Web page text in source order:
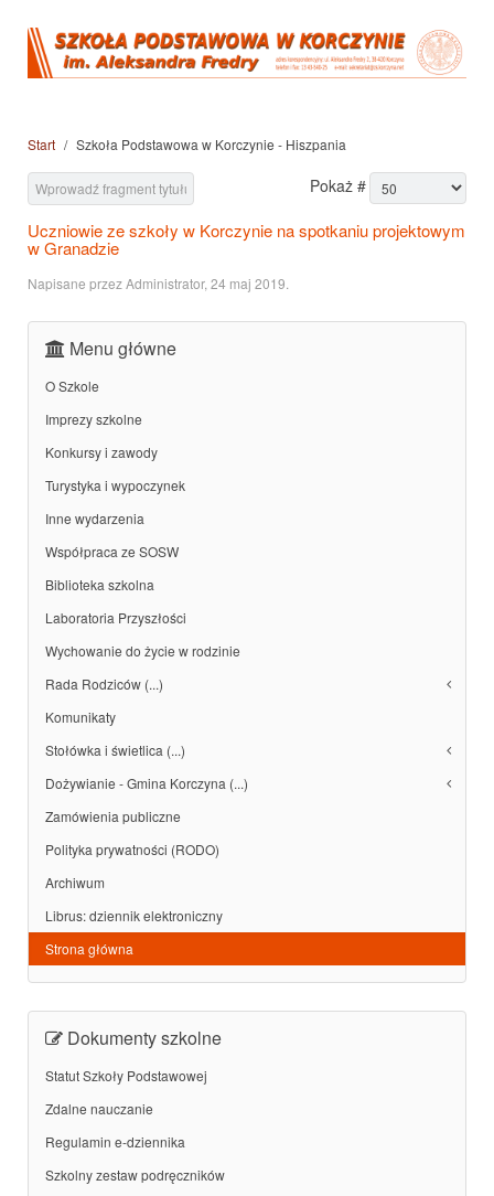
Start Szkoła Podstawowa w Korczynie - Hiszpania
Pokaż #
Uczniowie ze szkoły w Korczynie na spotkaniu projektowym
w Granadzie
Napisane przez Administrator, 24 maj 2019
Menu główne
O Szkole
Imprezy szkolne
Konkursy i zawody
Turystyka i wypoczynek
Inne wydarzenia
Współpraca ze SOSW
Biblioteka szkolna
Laboratoria Przyszłości
Wychowanie do życie w rodzinie
Rada Rodziców (...)
Komunikaty
Stołówka i świetlica (...)
Dożywianie - Gmina Korczyna (...)
Zamówienia publiczne
Polityka prywatności (RODO)
Archiwum
Librus: dziennik elektroniczny
Strona główna
Dokumenty szkolne
Statut Szkoły Podstawowej
Zdalne nauczanie
Regulamin e-dziennika
Szkolny zestaw podręczników